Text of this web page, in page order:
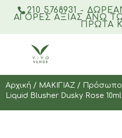
210 5768931 -
ΑΓΟΡΈΣ ΑΞΊΑΣ ΆΝΩ
ΠΡΏΤΑ
Αρχική / ΜΑΚΙΓΙΑΖ / Πρόσωπο
Liquid Blusher Dusky Rose 10ml